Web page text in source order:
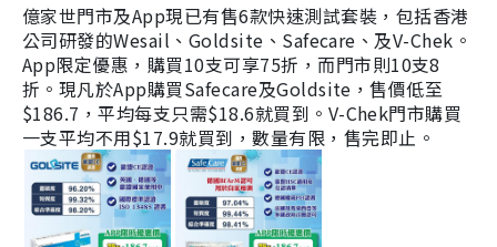
億家世門市及App現已有售6款快速測試套裝，包括香港
公司研發的Wesail、Goldsite、Safecare、及V-Chek。
App限定優惠，購買10支可享75折，而門市則10支8
折。現凡於App購買Safecare及Goldsite，售價低至
$186.7，平均每支只需$18.6就買到。V-Chek門市購買
一支平均不用$17.9就買到，數量有限，售完即止。